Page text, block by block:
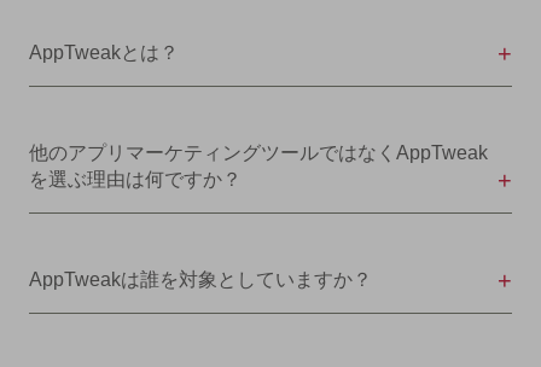
AppTweakとは？
他のアプリマーケティングツールではなくAppTweak
を選ぶ理由は何ですか？
AppTweakは誰を対象としていますか？